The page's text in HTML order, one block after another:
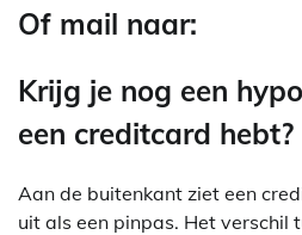
Of mail naar:
Krijg je nog een
een creditcard hebt?
Aan de buitenkant ziet een
uit als een pinpas. Het verschil